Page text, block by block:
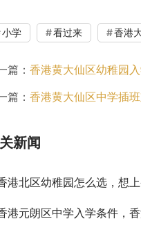
小学 看过来 香港
篇： 香港黄大仙区幼稚园
篇： 香港黄大仙区中学插
新闻
港北区幼稚园怎么选，想上
港元朗区中学入学条件，